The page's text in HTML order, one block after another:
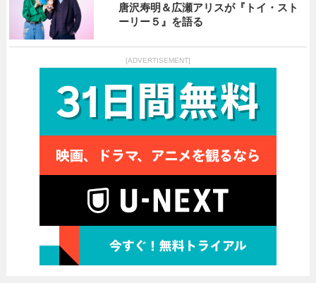
唐沢寿明＆広瀬アリスが『トイ・スト
ーリー５』を語る
[ADVERTISEMENT]